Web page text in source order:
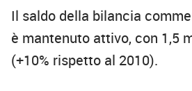
Il saldo della bilancia
è mantenuto attivo, con 1,5
(+10% rispetto al 2010).